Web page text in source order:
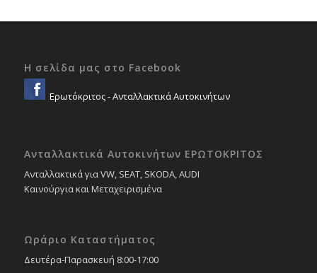
Η σελίδα μας στο Facebook
Ερωτόκριτος - Ανταλλακτικά Αυτοκινήτων
Ανταλλακτικά Αυτοκινήτων ΕΡΩΤΟΚΡΙΤΟΣ
Ανταλλακτικά για VW, SEAT, SKODA, AUDI
Καινούργια και Μεταχειρισμένα
Ωράριο Καταστήματος
Δευτέρα-Παρασκευή 8:00-17:00